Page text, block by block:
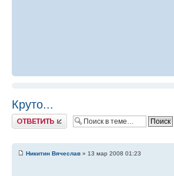
Круто...
Ответить
Никитин Вячеслав » 13 мар 2008 01:23